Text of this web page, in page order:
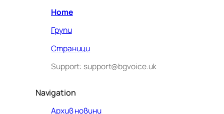
Home
Групи
Страници
Support: support@bgvoice.uk
Navigation
Архив новини